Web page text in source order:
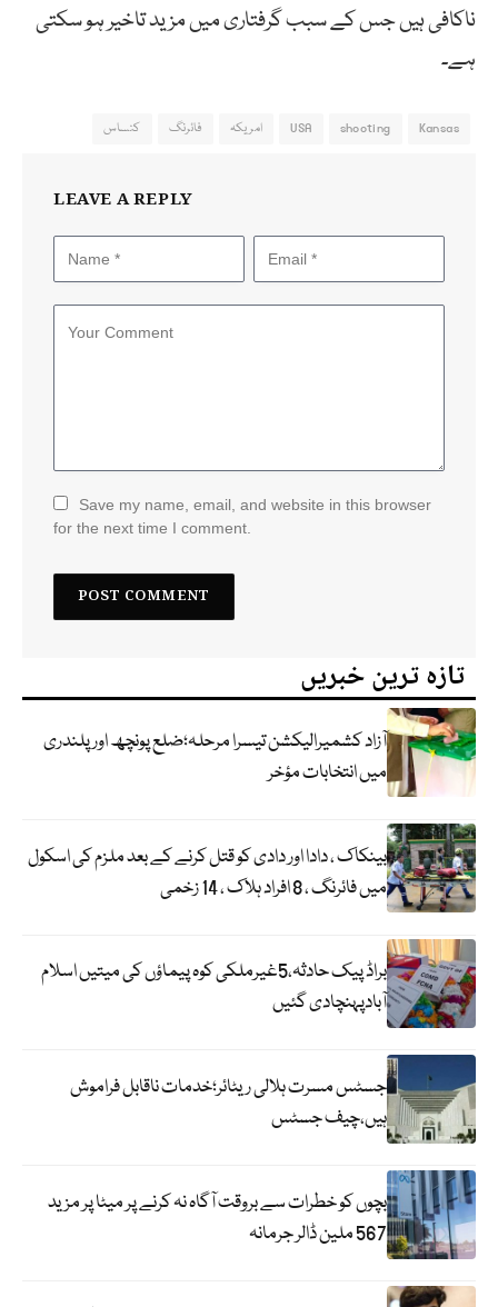
ناکافی ہیں جس کے سبب گرفتاری میں مزید تاخیر ہو سکتی
ہے۔
Kansas
shooting
USA امریکہ فائرنگ کنساس
LEAVE A REPLY
Save my name, email, and website in this browser
for the next time I comment.
تازہ ترین خبریں
آزاد کشمیرالیکشن تیسرا مرحلہ؛ضلع پونچھ اور پلندری
میں انتخابات مؤخر
بینکاک ، دادا اور دادی کو قتل کرنے کے بعد ملزم کی اسکول
میں فائرنگ ، 8 افراد ہلاک ، 14 زخمی
براڈ پیک حادثہ،5غیرملکی کوہ پیماؤں کی میتیں اسلام
آبادپہنچادی گئیں
جسٹس مسرت ہلالی ریٹائر؛خدمات ناقابل فراموش
ہیں،چیف جسٹس
بچوں کو خطرات سے بروقت آگاہ نہ کرنے پر میٹا پر مزید
567 ملین ڈالر جرمانہ